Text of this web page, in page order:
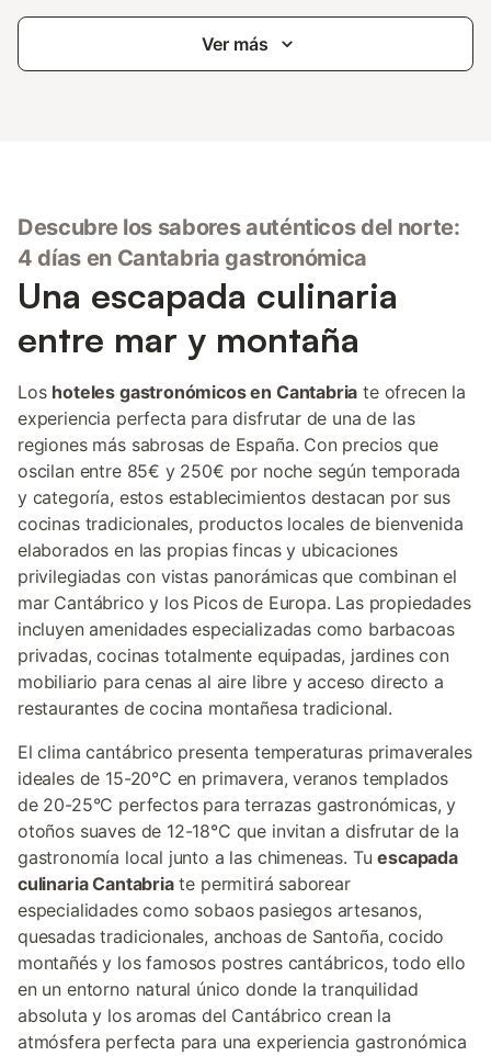
Ver más
Descubre los sabores auténticos del norte:
4 días en Cantabria gastronómica
Una escapada culinaria
entre mar y montaña
Los hoteles gastronómicos en Cantabria te ofrecen la
experiencia perfecta para disfrutar de una de las
regiones más sabrosas de España. Con precios que
oscilan entre 85€ y 250€ por noche según temporada
y categoría, estos establecimientos destacan por sus
cocinas tradicionales, productos locales de bienvenida
elaborados en las propias fincas y ubicaciones
privilegiadas con vistas panorámicas que combinan el
mar Cantábrico y los Picos de Europa. Las propiedades
incluyen amenidades especializadas como barbacoas
privadas, cocinas totalmente equipadas, jardines con
mobiliario para cenas al aire libre y acceso directo a
restaurantes de cocina montañesa tradicional.
El clima cantábrico presenta temperaturas primaverales
ideales de 15-20°C en primavera, veranos templados
de 20-25°C perfectos para terrazas gastronómicas, y
otoños suaves de 12-18°C que invitan a disfrutar de la
gastronomía local junto a las chimeneas. Tuescapada
culinaria Cantabriate permitirá saborear
especialidades como sobaos pasiegos artesanos,
quesadas tradicionales, anchoas de Santoña, cocido
montañés y los famosos postres cantábricos, todo ello
en un entorno natural único donde la tranquilidad
absoluta y los aromas del Cantábrico crean la
atmósfera perfecta para una experiencia gastronómica